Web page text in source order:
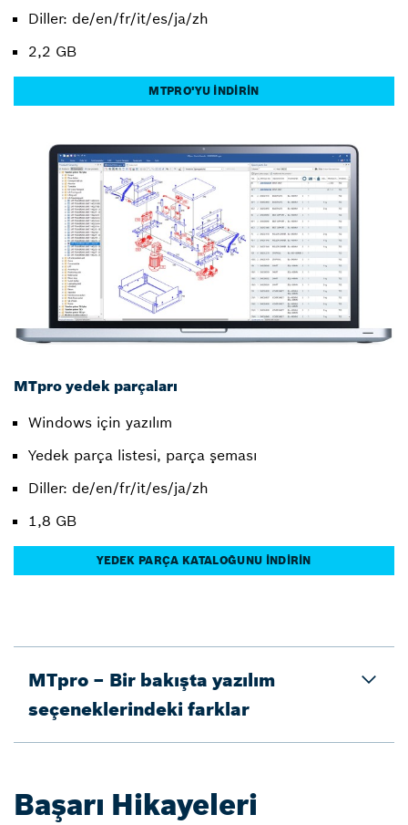
Diller: de/en/fr/it/es/ja/zh
2,2 GB
MTPRO'YU İNDİRİN
MTpro yedek parçaları
Windows için yazılım
Yedek parça listesi, parça şeması
Diller: de/en/fr/it/es/ja/zh
1,8 GB
YEDEK PARÇA KATALOĞUNU İNDİRİN
MTpro – Bir bakışta yazılım
seçeneklerindeki farklar
Başarı Hikayeleri